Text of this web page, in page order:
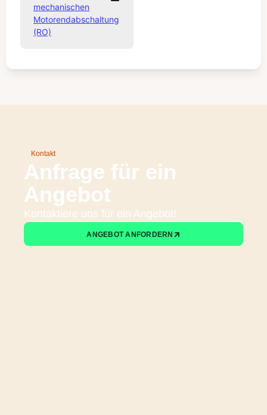
mechanischen
Motorendabschaltung
(RO)
Kontakt
Anfrage für ein
Angebot
Kontaktiere uns für ein Angebot!
ANGEBOT ANFORDERN